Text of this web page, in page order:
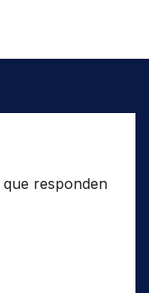
que responden